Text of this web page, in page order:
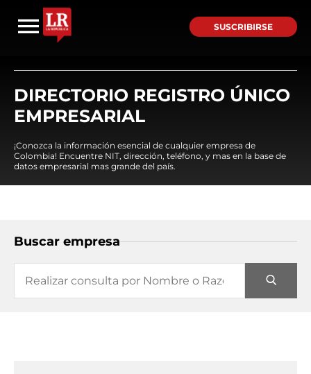
SUSCRIBIRSE
DIRECTORIO REGISTRO ÚNICO
EMPRESARIAL
¡Conozca la información esencial de cualquier empresa de
Colombia! Encuentre NIT, dirección, teléfono, y mas en la base de
datos empresarial mas grande del país.
Buscar empresa